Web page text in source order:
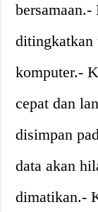
bersamaan.-
ditingkatkan
komputer.-
cepat dan
disimpan
data akan
dimatikan.-